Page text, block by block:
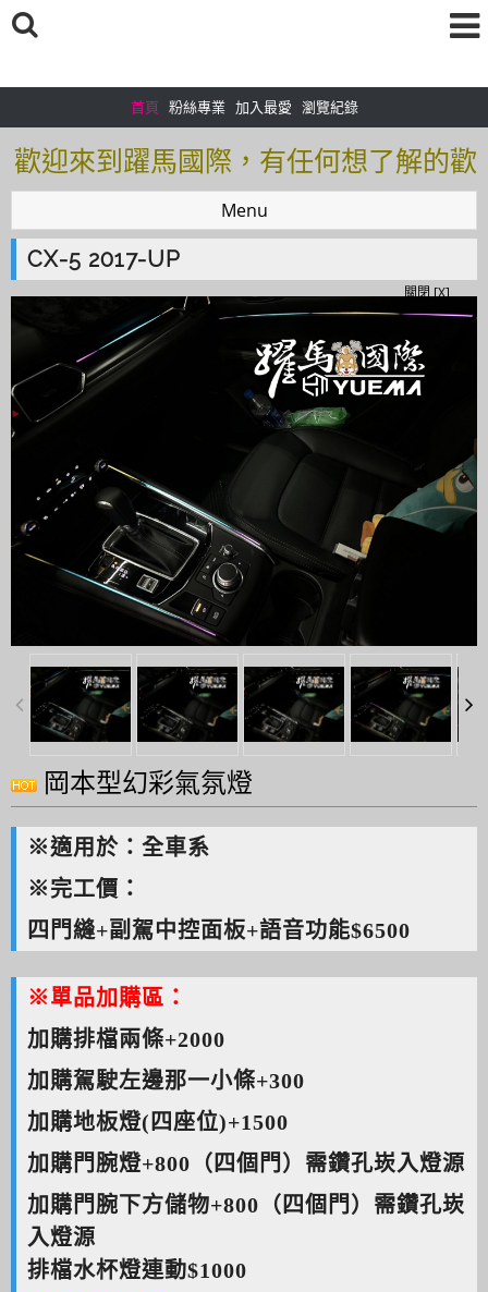
首頁 粉絲專業 加入最愛 瀏覽紀錄
歡迎來到躍馬國際，有任何想了解的歡
迎加入＠官方帳號：＠tof5459i 聯繫電
話0925166083
歡迎來到躍馬國際，有任何想了解的歡
迎加入＠官方帳號：＠tof5459i 聯繫電
話0925166083
Menu
CX-5 2017-UP
岡本型幻彩氣氛燈
※適用於：全車系
※完工價：
四門縫+副駕中控面板+語音功能$6500
※單品加購區：
加購排檔兩條+2000
加購駕駛左邊那一小條+300
加購地板燈(四座位)+1500
加購門腕燈+800（四個門）需鑽孔崁入燈源
加購門腕下方儲物+800（四個門）需鑽孔崁
入燈源
排檔水杯燈連動$1000
關閉 [X]